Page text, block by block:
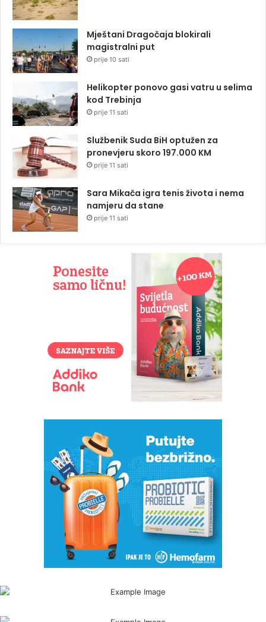
Mještani Dragočaja blokirali
magistralni put
prije 10 sati
Helikopter ponovo gasi vatru u selima
kod Trebinja
prije 11 sati
Službenik Suda BiH optužen za
pronevjeru skoro 197.000 KM
prije 11 sati
Sara Mikača igra tenis života i nema
namjeru da stane
prije 11 sati